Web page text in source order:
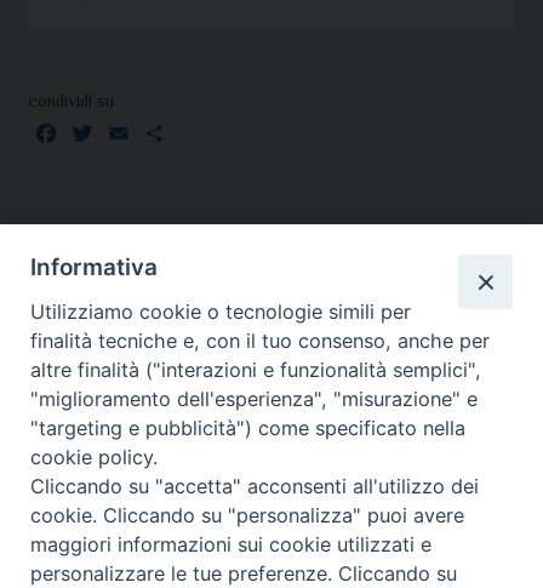
condividi su
Facebook
TwitterEmail
SEDE:
Piazza Paolo III 10 - 00044 Frascati
Tel. 069420467
Email:
seguici su :
Informativa
Utilizziamo cookie o tecnologie simili per
finalità tecniche e, con il tuo consenso, anche per
altre finalità ("interazioni e funzionalità semplici",
"miglioramento dell'esperienza", "misurazione" e
"targeting e pubblicità") come specificato nella
cookie policy.
Cliccando su "accetta" acconsenti all'utilizzo dei
cookie. Cliccando su "personalizza" puoi avere
maggiori informazioni sui cookie utilizzati e
personalizzare le tue preferenze. Cliccando su